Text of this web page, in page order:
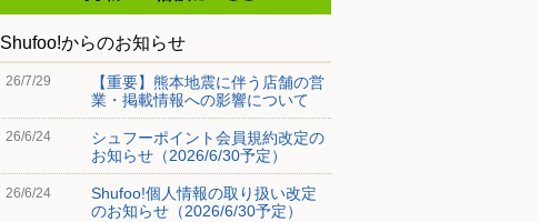
Shufoo!からのお知らせ
26/7/29
【重要】熊本地震に伴う店舗の営
業・掲載情報への影響について
26/6/24
シュフーポイント会員規約改定の
お知らせ（2026/6/30予定）
26/6/24
Shufoo!個人情報の取り扱い改定
のお知らせ（2026/6/30予定）